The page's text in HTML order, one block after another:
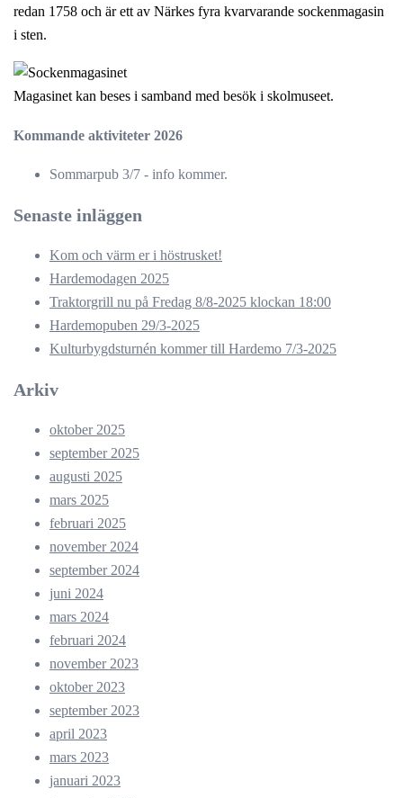
redan 1758 och är ett av Närkes fyra kvarvarande sockenmagasin
i sten.
Magasinet kan beses i samband med besök i skolmuseet.
Kommande aktiviteter 2026
Sommarpub 3/7 - info kommer.
Senaste inläggen
Kom och värm er i höstrusket!
Hardemodagen 2025
Traktorgrill nu på Fredag 8/8-2025 klockan 18:00
Hardemopuben 29/3-2025
Kulturbygdsturnén kommer till Hardemo 7/3-2025
Arkiv
oktober 2025
september 2025
augusti 2025
mars 2025
februari 2025
november 2024
september 2024
juni 2024
mars 2024
februari 2024
november 2023
oktober 2023
september 2023
april 2023
mars 2023
januari 2023